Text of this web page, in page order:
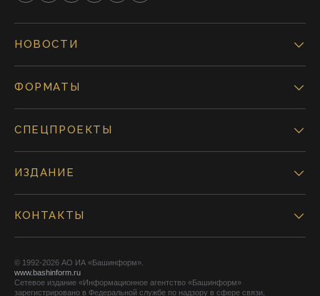
НОВОСТИ
ФОРМАТЫ
СПЕЦПРОЕКТЫ
ИЗДАНИЕ
КОНТАКТЫ
© 1992-2026 АО ИА «Башинформ».
www.bashinform.ru
Сетевое издание «Информационное агентство «Башинформ»
зарегистрировано в Федеральной службе по надзору в сфере связи,